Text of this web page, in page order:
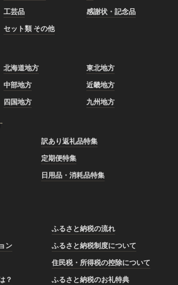
工芸品
感謝状・記念品
セット類 その他
北海道地方
東北地方
中部地方
近畿地方
四国地方 九州地方
訳あり返礼品特集
定期便特集
日用品・消耗品特集
ふるさと納税の流れ
ン
ふるさと納税制度について
住民税・所得税の控除について
？
ふるさと納税のお礼特典